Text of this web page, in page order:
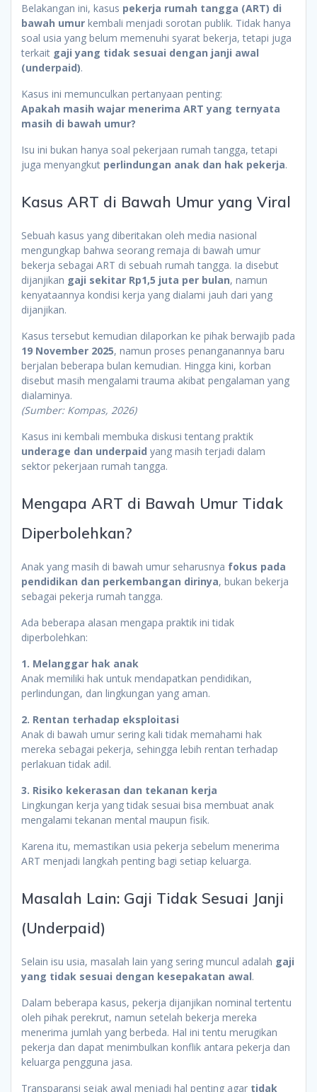
Belakangan ini, kasus pekerja rumah tangga (ART) di
bawah umur kembali menjadi sorotan publik. Tidak hanya
soal usia yang belum memenuhi syarat bekerja, tetapi juga
terkait gaji yang tidak sesuai dengan janji awal
(underpaid).
Kasus ini memunculkan pertanyaan penting:
Apakah masih wajar menerima ART yang ternyata
masih di bawah umur?
Isu ini bukan hanya soal pekerjaan rumah tangga, tetapi
juga menyangkut perlindungan anak dan hak pekerja.
Kasus ART di Bawah Umur yang Viral
Sebuah kasus yang diberitakan oleh media nasional
mengungkap bahwa seorang remaja di bawah umur
bekerja sebagai ART di sebuah rumah tangga. Ia disebut
dijanjikan gaji sekitar Rp1,5 juta per bulan, namun
kenyataannya kondisi kerja yang dialami jauh dari yang
dijanjikan.
Kasus tersebut kemudian dilaporkan ke pihak berwajib pada
19 November 2025, namun proses penanganannya baru
berjalan beberapa bulan kemudian. Hingga kini, korban
disebut masih mengalami trauma akibat pengalaman yang
dialaminya.
(Sumber: Kompas, 2026)
Kasus ini kembali membuka diskusi tentang praktik
underage dan underpaid yang masih terjadi dalam
sektor pekerjaan rumah tangga.
Mengapa ART di Bawah Umur Tidak
Diperbolehkan?
Anak yang masih di bawah umur seharusnya fokus pada
pendidikan dan perkembangan dirinya, bukan bekerja
sebagai pekerja rumah tangga.
Ada beberapa alasan mengapa praktik ini tidak
diperbolehkan:
1. Melanggar hak anak
Anak memiliki hak untuk mendapatkan pendidikan,
perlindungan, dan lingkungan yang aman.
2. Rentan terhadap eksploitasi
Anak di bawah umur sering kali tidak memahami hak
mereka sebagai pekerja, sehingga lebih rentan terhadap
perlakuan tidak adil.
3. Risiko kekerasan dan tekanan kerja
Lingkungan kerja yang tidak sesuai bisa membuat anak
mengalami tekanan mental maupun fisik.
Karena itu, memastikan usia pekerja sebelum menerima
ART menjadi langkah penting bagi setiap keluarga.
Masalah Lain: Gaji Tidak Sesuai Janji
(Underpaid)
Selain isu usia, masalah lain yang sering muncul adalah gaji
yang tidak sesuai dengan kesepakatan awal.
Dalam beberapa kasus, pekerja dijanjikan nominal tertentu
oleh pihak perekrut, namun setelah bekerja mereka
menerima jumlah yang berbeda. Hal ini tentu merugikan
pekerja dan dapat menimbulkan konflik antara pekerja dan
keluarga pengguna jasa.
Transparansi sejak awal menjadi hal penting agar tidak